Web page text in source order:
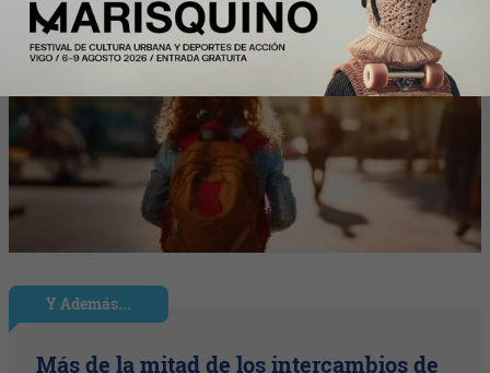
Y Además...
Más de la mitad de los intercambios de